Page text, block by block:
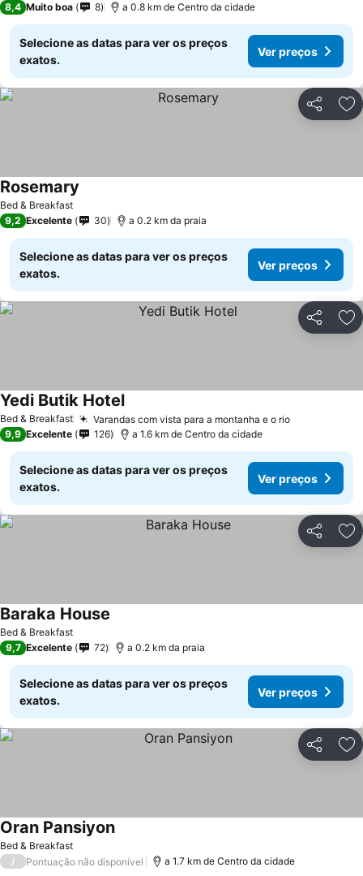
8,4 Muito boa 8 a 0.8 km de Centro da cidade
Selecione as datas para ver os preços
exatos.
Ver preços
Partilhar
Bed & Breakfast
Rosemary
9,2 Excelente 30 a 0.2 km da praia
Selecione as datas para ver os preços
exatos.
Ver preços
Partilhar
Bed & Breakfast Varandas com vista para a montanha e o rioVer preços
Yedi Butik HotelVer preços
9,9 Excelente 126 a 1.6 km de Centro da cidade
Selecione as datas para ver os preços
exatos.
Ver preços
Partilhar
Bed & Breakfast
Baraka House
9,7 Excelente 72 a 0.2 km da praia
Selecione as datas para ver os preços
exatos.
Ver preços
Partilhar
Bed & Breakfast
Oran PansiyonVer preços
/ Pontuação não disponível a 1.7 km de Centro da cidade